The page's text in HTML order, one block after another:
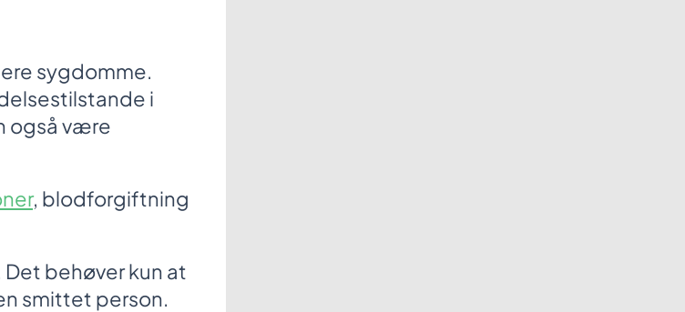
sygdomme.
i
også være
, blodforgiftning
behøver kun at
smittet person.